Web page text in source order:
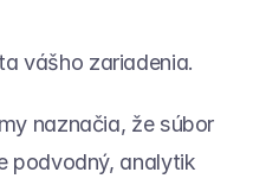
vášho zariadenia.
naznačia, že súbor
podvodný, analytik